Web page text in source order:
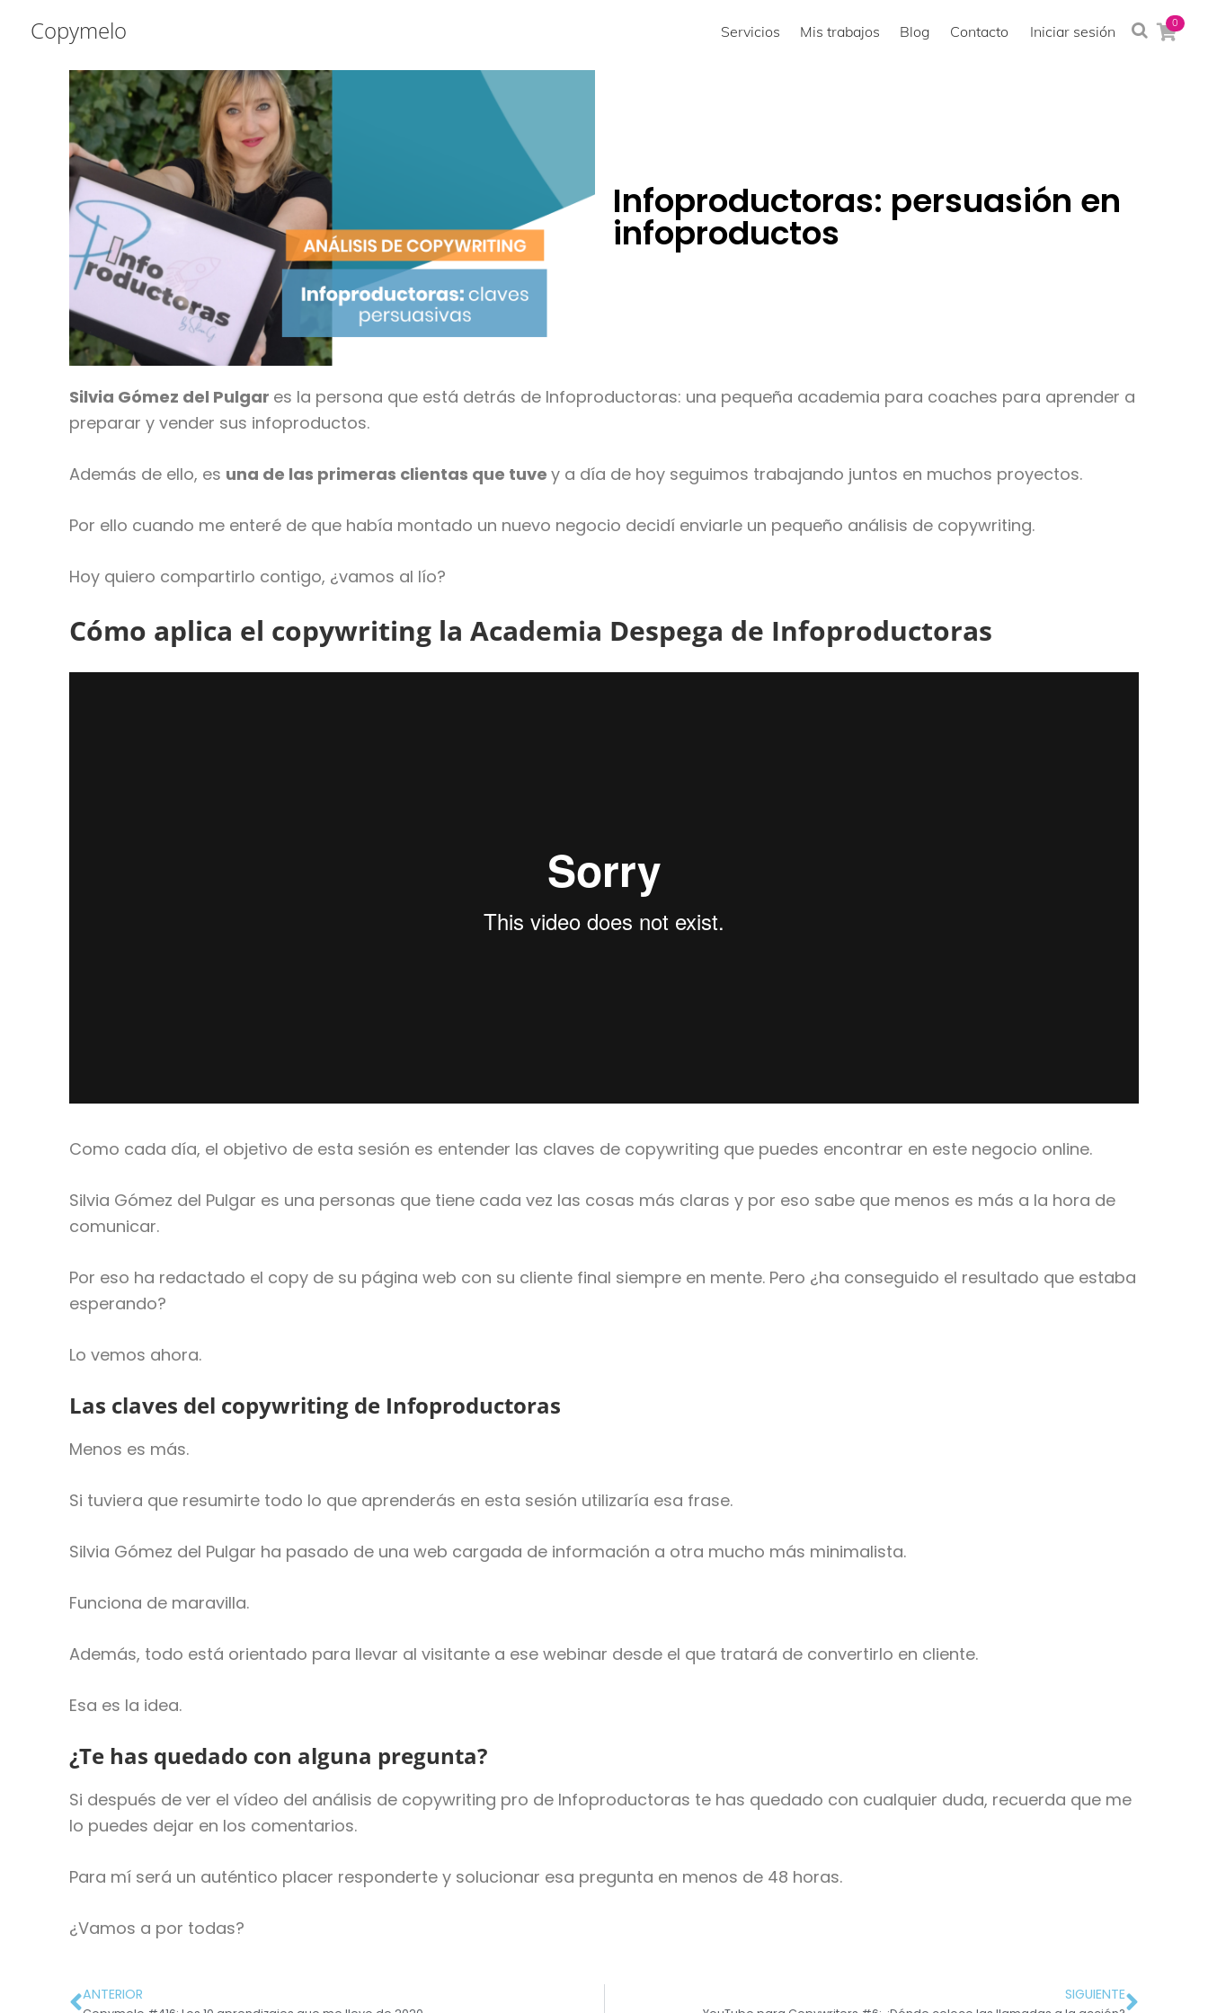
navegación
contenido
Copymelo 0
Servicios Mis trabajos Blog Contacto Iniciar sesión
Infoproductoras: persuasión en
infoproductos
Silvia Gómez del Pulgar es la persona que está detrás de Infoproductoras: una pequeña academia para coaches para aprender a
preparar y vender sus infoproductos.
Además de ello, es una de las primeras clientas que tuvey a día de hoy seguimos trabajando juntos en muchos proyectos.
Por ello cuando me enteré de que había montado un nuevo negocio decidí enviarle un pequeño análisis de copywriting.
Hoy quiero compartirlo contigo, ¿vamos al lío?
Cómo aplica el copywriting la Academia Despega de Infoproductoras
Como cada día, el objetivo de esta sesión es entender las claves de copywriting que puedes encontrar en este negocio online.
Silvia Gómez del Pulgar es una personas que tiene cada vez las cosas más claras y por eso sabe que menos es más a la hora de
comunicar.
Por eso ha redactado el copy de su página web con su cliente final siempre en mente. Pero ¿ha conseguido el resultado que estaba
esperando?
Lo vemos ahora.
Las claves del copywriting de Infoproductoras
Menos es más.
Si tuviera que resumirte todo lo que aprenderás en esta sesión utilizaría esa frase.
Silvia Gómez del Pulgar ha pasado de una web cargada de información a otra mucho más minimalista.
Funciona de maravilla.
Además, todo está orientado para llevar al visitante a ese webinar desde el que tratará de convertirlo en cliente.
Esa es la idea.
¿Te has quedado con alguna pregunta?
Si después de ver el vídeo del análisis de copywriting pro de Infoproductoras te has quedado con cualquier duda, recuerda que me
lo puedes dejar en los comentarios.
Para mí será un auténtico placer responderte y solucionar esa pregunta en menos de 48 horas.
¿Vamos a por todas?
ANTERIOR SIGUIENTE